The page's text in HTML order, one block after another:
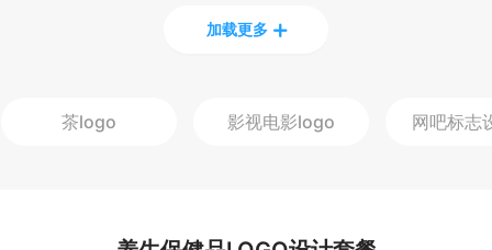
加载更多
茶logo 影视电影logo